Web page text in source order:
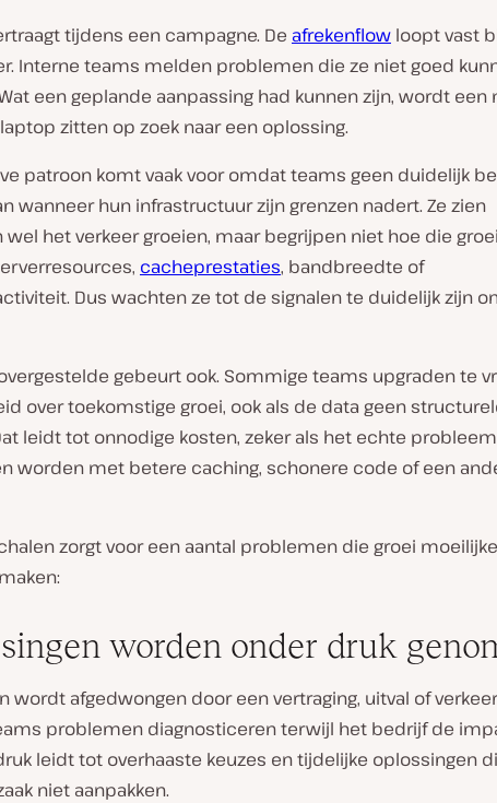
tijdens een campagne. De afrekenflow loopt vast
Interne teams melden problemen die ze niet goed
een geplande aanpassing had kunnen zijn, wordt een
zitten op zoek naar een oplossing.
patroon komt vaak voor omdat teams geen duidelijk
wanneer hun infrastructuur zijn grenzen nadert. Ze zien
het verkeer groeien, maar begrijpen niet hoe die
cacheprestaties, bandbreedte of
Dus wachten ze tot de signalen te duidelijk zijn
gebeurt ook. Sommige teams upgraden te
over toekomstige groei, ook als de data geen
leidt tot onnodige kosten, zeker als het echte
worden met betere caching, schonere code of een
zorgt voor een aantal problemen die groei
worden onder druk
wordt afgedwongen door een vertraging, uitval of
problemen diagnosticeren terwijl het bedrijf de
leidt tot overhaaste keuzes en tijdelijke oplossingen
niet aanpakken.